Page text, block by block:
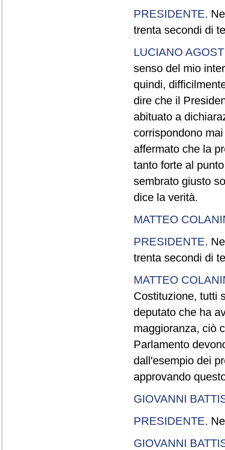
PRESIDENTE.
trenta secondi di
LUCIANO
senso del mio
quindi,
dire che il
abituato a
corrispondono
affermato che la
tanto forte al
sembrato giusto
dice la verità.
MATTEO
PRESIDENTE.
trenta secondi di
MATTEO
Costituzione, tutti
deputato che ha
maggioranza, ciò
Parlamento
dall'esempio dei
approvando
GIOVANNI
PRESIDENTE.
GIOVANNI